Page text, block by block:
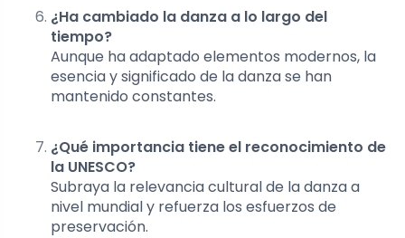
¿Ha cambiado la danza a lo largo del
tiempo?
Aunque ha adaptado elementos modernos, la
esencia y significado de la danza se han
mantenido constantes.
¿Qué importancia tiene el reconocimiento de
la UNESCO?
Subraya la relevancia cultural de la danza a
nivel mundial y refuerza los esfuerzos de
preservación.